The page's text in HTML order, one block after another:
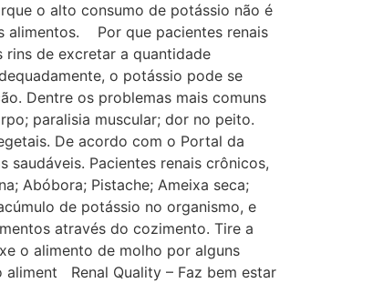
o alto consumo de potássio não é
alimentos. Por que pacientes renais
de excretar a quantidade
o potássio pode se
Dentre os problemas mais comuns
paralisia muscular; dor no peito.
De acordo com o Portal da
Pacientes renais crônicos,
Abóbora; Pistache; Ameixa seca;
de potássio no organismo, e
através do cozimento. Tire a
o alimento de molho por alguns
Renal Quality – Faz bem estar